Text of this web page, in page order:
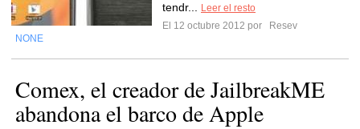
tendr...
Leer el resto
El 12 octubre 2012 por
Resev
NONE
Comex, el creador de JailbreakME
abandona el barco de Apple